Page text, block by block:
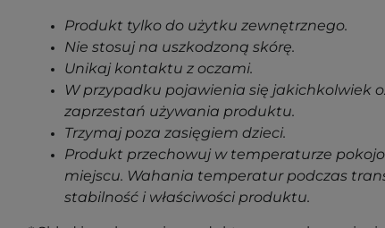
Produkt tylko do użytku zewnętrznego.
Nie stosuj na uszkodzoną skórę.
Unikaj kontaktu z oczami.
W przypadku pojawienia się jakichkolwiek
zaprzestań używania produktu.
Trzymaj poza zasięgiem dzieci.
Produkt przechowuj w temperaturze
miejscu. Wahania temperatur podczas
stabilność i właściwości produktu.